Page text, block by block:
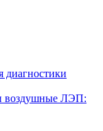
диагностики
воздушные ЛЭП: